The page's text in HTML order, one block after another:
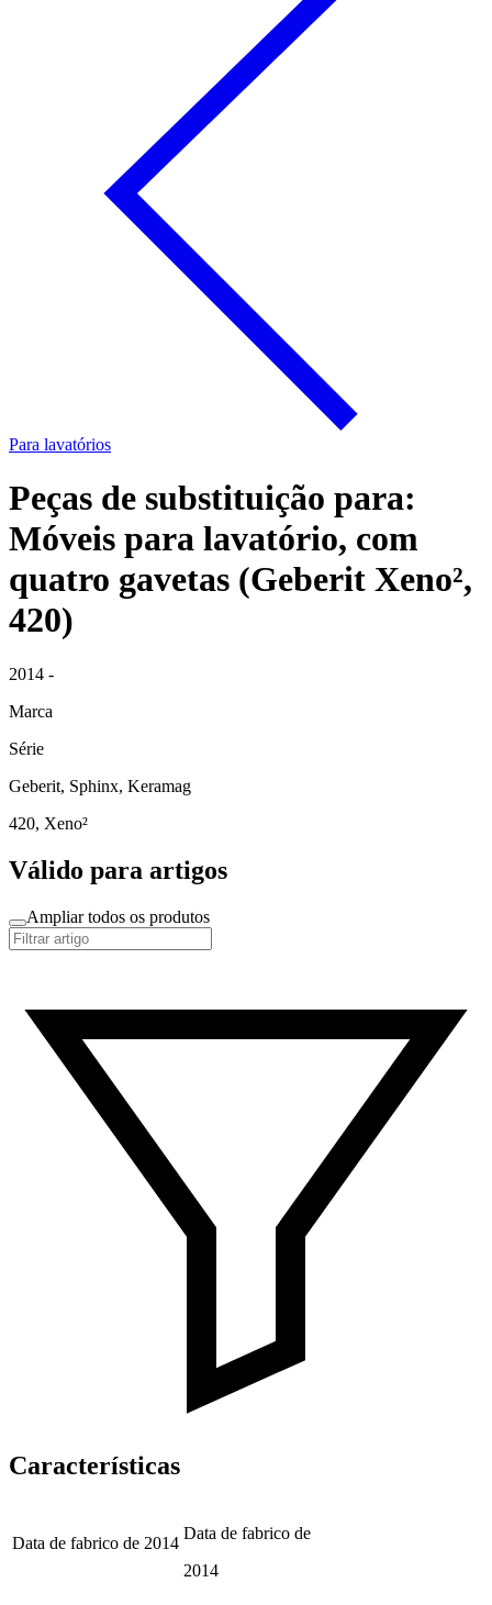
Para lavatórios
Peças de substituição para:
Móveis para lavatório, com
quatro gavetas (Geberit Xeno²,
420)
2014 -
Marca
Série
Geberit, Sphinx, Keramag
420, Xeno²
Válido para artigos
Ampliar todos os produtos
Características
Data de fabrico de 2014
Data de fabrico de
2014